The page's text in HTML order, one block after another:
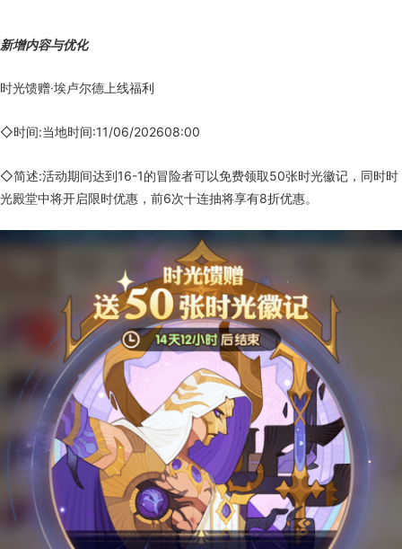
新增内容与优化
时光馈赠·埃卢尔德上线福利
◇时间:当地时间:11/06/202608:00
◇简述:活动期间达到16-1的冒险者可以免费领取50张时光徽记，同时时
光殿堂中将开启限时优惠，前6次十连抽将享有8折优惠。